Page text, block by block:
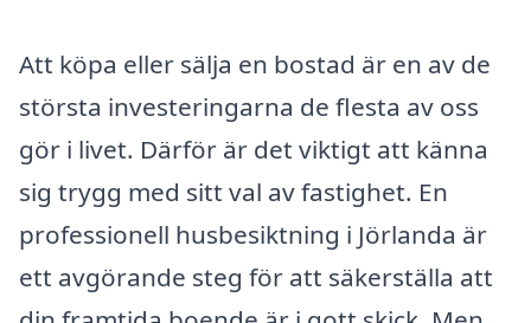
Att köpa eller sälja en bostad är en av de
största investeringarna de flesta av oss
gör i livet. Därför är det viktigt att känna
sig trygg med sitt val av fastighet. En
professionell husbesiktning i Jörlanda är
ett avgörande steg för att säkerställa att